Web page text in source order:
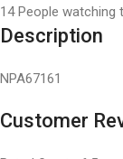
14 People watching
Description
NPA67161
Customer